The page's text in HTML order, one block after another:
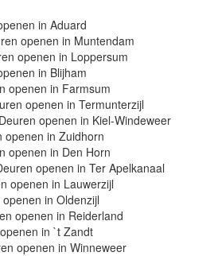
in Aduard
openen in Muntendam
openen in Loppersum
in Blijham
openen in Farmsum
openen in Termunterzijl
openen in Kiel-Windeweer
openen in Zuidhorn
openen in Den Horn
openen in Ter Apelkanaal
openen in Lauwerzijl
in Oldenzijl
openen in Reiderland
in `t Zandt
openen in Winneweer